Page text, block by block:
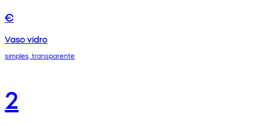
€
Vaso vidro
simples, transparente
2